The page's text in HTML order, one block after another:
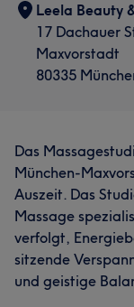
Leela Beauty
17 Dachauer
Maxvorstadt
80335
Das
München-
Auszeit. Das
Massage
verfolgt,
sitzende
und geistige